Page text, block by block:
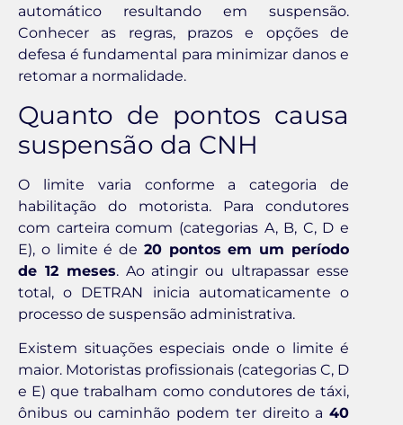
automático resultando em suspensão.
Conhecer as regras, prazos e opções de
defesa é fundamental para minimizar danos e
retomar a normalidade.
Quanto de pontos causa
suspensão da CNH
O limite varia conforme a categoria de
habilitação do motorista. Para condutores
com carteira comum (categorias A, B, C, D e
E), o limite é de 20 pontos em um período
de 12 meses. Ao atingir ou ultrapassar esse
total, o DETRAN inicia automaticamente o
processo de suspensão administrativa.
Existem situações especiais onde o limite é
maior. Motoristas profissionais (categorias C, D
e E) que trabalham como condutores de táxi,
ônibus ou caminhão podem ter direito a 40